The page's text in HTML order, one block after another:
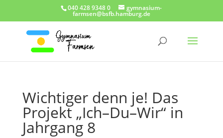
040 428 9348 0 gymnasium-
farmsen@bsfb.hamburg.de
Wichtiger denn je! Das
Projekt „Ich–Du–Wir“ in
Jahrgang 8